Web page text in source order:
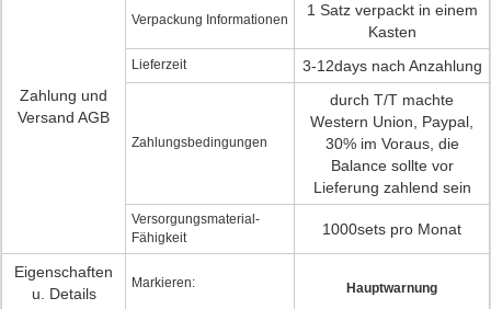
Zahlung und
Versand AGB
Verpackung Informationen
1 Satz verpackt in einem
Kasten
Lieferzeit 3-12days nach Anzahlung
Zahlungsbedingungen
durch T/T machte
Western Union, Paypal,
30% im Voraus, die
Balance sollte vor
Lieferung zahlend sein
Versorgungsmaterial-
Fähigkeit
1000sets pro Monat
Eigenschaften
u. Details
Markieren: Hauptwarnung